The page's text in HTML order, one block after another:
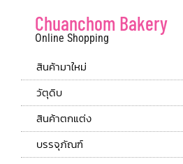
Chuanchom Bakery
Online Shopping
สินค้ามาใหม่
วัตุดิบ
สินค้าตกแต่ง
บรรจุภัณฑ์